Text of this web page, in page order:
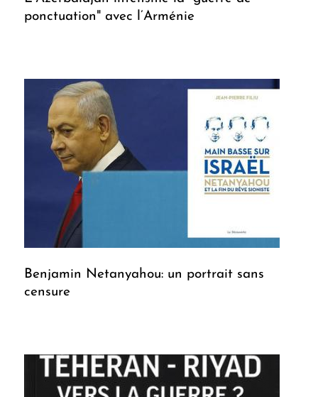
ponctuation" avec l’Arménie
Benjamin Netanyahou: un portrait sans
censure